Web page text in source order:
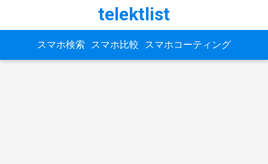
telektlist
スマホ検索 スマホ比較 スマホコーティング